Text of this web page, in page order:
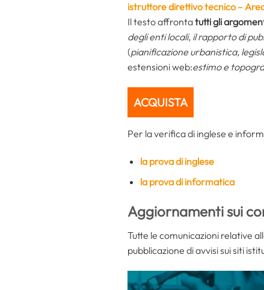
istruttore direttivo tecnico –
Il testo affrontatutti gli
degli enti locali, il rapporto di
(pianificazione urbanistica,
estensioni web:estimo e
ACQUISTA
Per la verifica di inglese e
la prova di inglese
la prova di informatica
Aggiornamenti sui
Tutte le comunicazioni relative
pubblicazione di avvisi sui siti